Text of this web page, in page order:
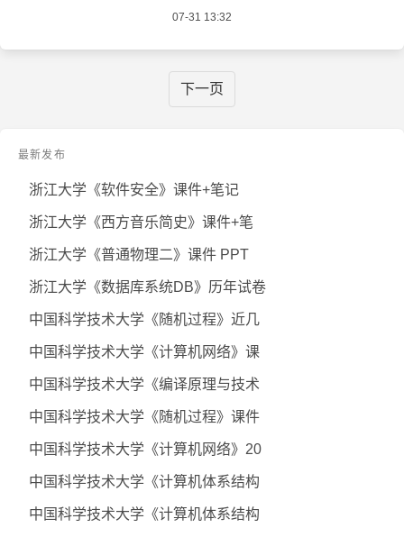
07-31 13:32
下一页
最新发布
浙江大学《软件安全》课件+笔记
浙江大学《西方音乐简史》课件+笔
浙江大学《普通物理二》课件 PPT
浙江大学《数据库系统DB》历年试卷
中国科学技术大学《随机过程》近几
中国科学技术大学《计算机网络》课
中国科学技术大学《编译原理与技术
中国科学技术大学《随机过程》课件
中国科学技术大学《计算机网络》20
中国科学技术大学《计算机体系结构
中国科学技术大学《计算机体系结构